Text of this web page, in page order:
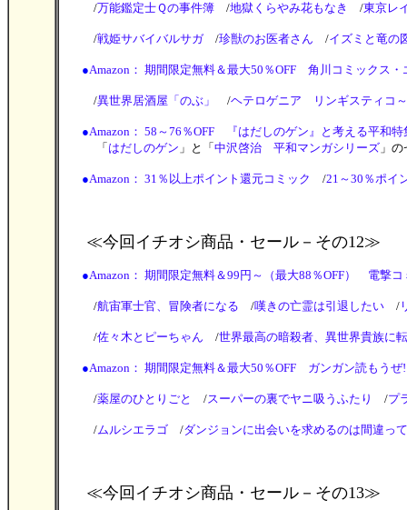
/万能鑑定士Ｑの事件簿 /地獄くらやみ花もなき /東京レ
/戦姫サバイバルサガ/珍獣のお医者さん /イズミと竜の
●Amazon： 期間限定無料＆最大50％OFF 角川コミックス
/異世界居酒屋「のぶ」 /ヘテロゲニア リンギスティコ
●Amazon： 58～76％OFF 『はだしのゲン』と考える平和
「 はだしのゲン 」と「 中沢啓治 平和マンガシリーズ 」
●Amazon： 31％以上ポイント還元コミック /21～30％ポイ
≪今回イチオシ商品・セール －その12≫
●Amazon： 期間限定無料＆99円～（最大88％OFF） 電撃
/航宙軍士官、冒険者になる /嘆きの亡霊は引退したい /
/佐々木とピーちゃん /世界最高の暗殺者、異世界貴族に
●Amazon： 期間限定無料＆最大50％OFF ガンガン読もう
/薬屋のひとりごと /スーパーの裏でヤニ吸うふたり /プ
/ムルシエラゴ /ダンジョンに出会いを求めるのは間違っ
≪今回イチオシ商品・セール －その13≫